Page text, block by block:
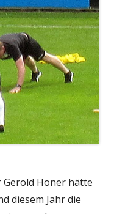
Honer hätte
diesem Jahr die